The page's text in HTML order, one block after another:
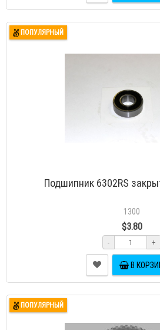
ПОПУЛЯРНЫЙ
Подшипник 6302RS
1300
$3.80
- +
В
ПОПУЛЯРНЫЙ